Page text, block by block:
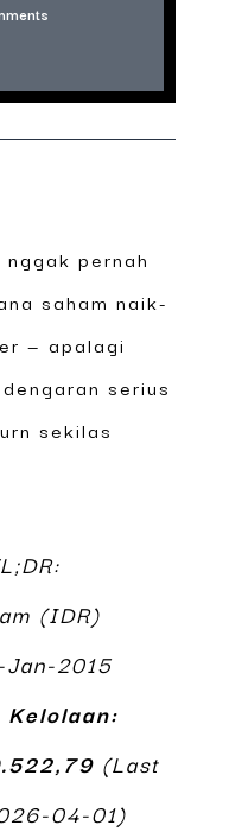
pernah
saham naik-
— apalagi
serius
sekilas
(IDR)
2015
Kelolaan:
(Last
04-01)